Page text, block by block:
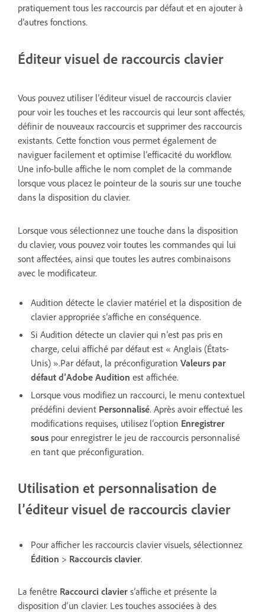
pratiquement tous les raccourcis par défaut et en ajouter à
d’autres fonctions.
Éditeur visuel de raccourcis clavier
Vous pouvez utiliser l’éditeur visuel de raccourcis clavier
pour voir les touches et les raccourcis qui leur sont affectés,
définir de nouveaux raccourcis et supprimer des raccourcis
existants. Cette fonction vous permet également de
naviguer facilement et optimise l’efficacité du workflow.
Une info-bulle affiche le nom complet de la commande
lorsque vous placez le pointeur de la souris sur une touche
dans la disposition du clavier.
Lorsque vous sélectionnez une touche dans la disposition
du clavier, vous pouvez voir toutes les commandes qui lui
sont affectées, ainsi que toutes les autres combinaisons
avec le modificateur.
Audition détecte le clavier matériel et la disposition de
clavier appropriée s’affiche en conséquence.
Si Audition détecte un clavier qui n’est pas pris en
charge, celui affiché par défaut est « Anglais (États-
Unis) ».Par défaut, la préconfiguration Valeurs par
défaut d’Adobe Audition est affichée.
Lorsque vous modifiez un raccourci, le menu contextuel
prédéfini devient Personnalisé. Après avoir effectué les
modifications requises, utilisez l’option Enregistrer
sous pour enregistrer le jeu de raccourcis personnalisé
en tant que préconfiguration.
Utilisation et personnalisation de
l’éditeur visuel de raccourcis clavier
Pour afficher les raccourcis clavier visuels, sélectionnez
Édition > Raccourcis clavier.
La fenêtre Raccourci clavier s’affiche et présente la
disposition d’un clavier. Les touches associées à des